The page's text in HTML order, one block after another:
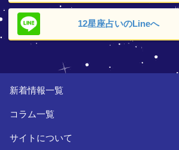
12星座占いのLineへ
新着情報一覧
コラム一覧
サイトについて